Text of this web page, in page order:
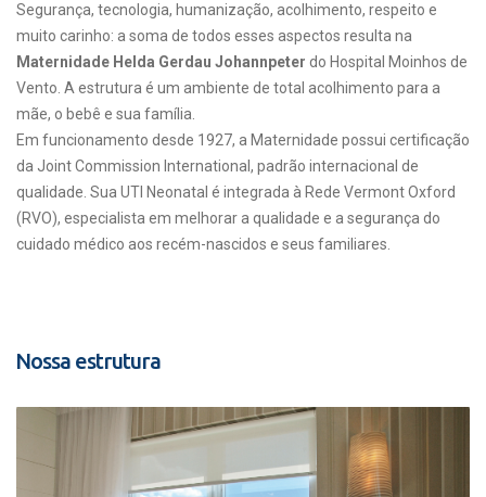
Segurança, tecnologia, humanização, acolhimento, respeito e
muito carinho: a soma de todos esses aspectos resulta na
Maternidade Helda Gerdau Johannpeter do Hospital Moinhos de
Vento. A estrutura é um ambiente de total acolhimento para a
mãe, o bebê e sua família.
Em funcionamento desde 1927, a Maternidade possui certificação
da Joint Commission International, padrão internacional de
qualidade. Sua UTI Neonatal é integrada à Rede Vermont Oxford
(RVO), especialista em melhorar a qualidade e a segurança do
cuidado médico aos recém-nascidos e seus familiares.
Nossa estrutura